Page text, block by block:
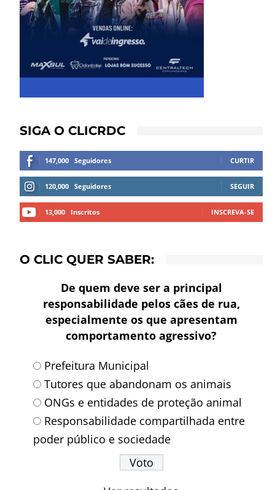
SIGA O CLICRDC
147,000 Seguidores CURTIR
120,000 Seguidores SEGUIR
13,000 Inscritos INSCREVA-SE
O CLIC QUER SABER:
De quem deve ser a principal
responsabilidade pelos cães de rua,
especialmente os que apresentam
comportamento agressivo?
Prefeitura Municipal
Tutores que abandonam os animais
ONGs e entidades de proteção animal
Responsabilidade compartilhada entre
poder público e sociedade